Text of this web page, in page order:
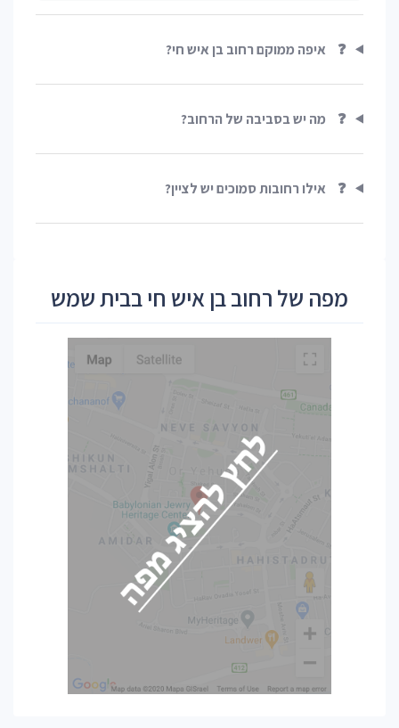
❓ איפה ממוקם רחוב בן איש חי?
❓ מה יש בסביבה של הרחוב?
❓ אילו רחובות סמוכים יש לציין?
מפה של רחוב בן איש חי בבית שמש